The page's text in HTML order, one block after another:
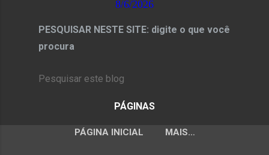
8/6/2026
PESQUISAR NESTE SITE: digite o que você
procura
PÁGINAS
PÁGINA INICIAL MAIS…